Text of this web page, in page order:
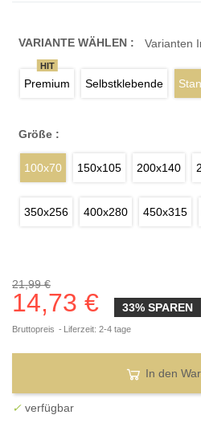
VARIANTE WÄHLEN : Varianten
Premium
HIT
Selbstklebende
Größe :
100x70 150x105 200x140
350x256 400x280 450x315
21,99 €
14,73 € 33% SPAREN
Bruttopreis Liferzeit: 2-4 tage
In den
✓ verfügbar